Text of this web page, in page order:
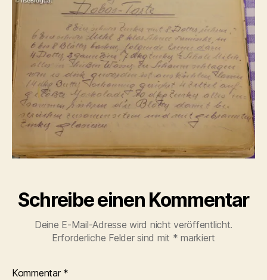
Schreibe einen Kommentar
Deine E-Mail-Adresse wird nicht veröffentlicht.
Erforderliche Felder sind mit * markiert
Kommentar *